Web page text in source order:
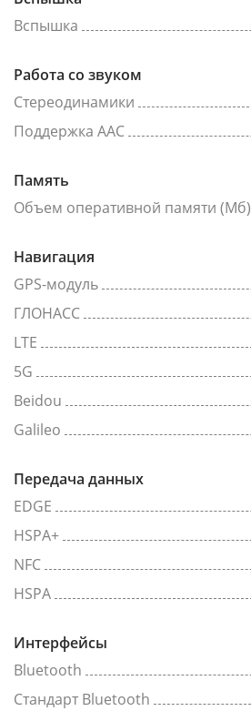
Вспышка
Работа со звуком
Стереодинамики
Поддержка AAC
Память
Объем оперативной памяти (Мб)
Навигация
GPS-модуль
ГЛОНАСС
LTE
5G
Beidou
Galileo
Передача данных
EDGE
HSPA+
NFC
HSPA
Интерфейсы
Bluetooth
Стандарт Bluetooth